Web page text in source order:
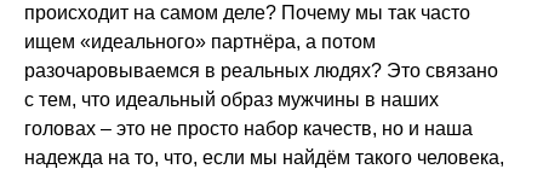
происходит на самом деле? Почему мы так часто
ищем «идеального» партнёра, а потом
разочаровываемся в реальных людях? Это связано
с тем, что идеальный образ мужчины в наших
головах – это не просто набор качеств, но и наша
надежда на то, что, если мы найдём такого человека,